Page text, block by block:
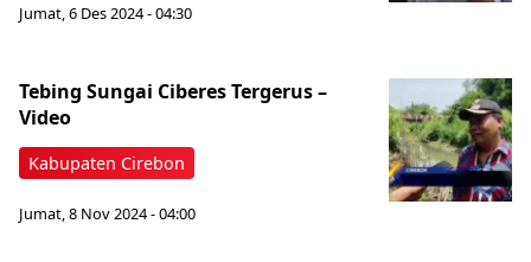
Jumat, 6 Des 2024 - 04:30
Kabupaten Cirebon
Tebing Sungai Ciberes Tergerus –
Video
Jumat, 8 Nov 2024 - 04:00